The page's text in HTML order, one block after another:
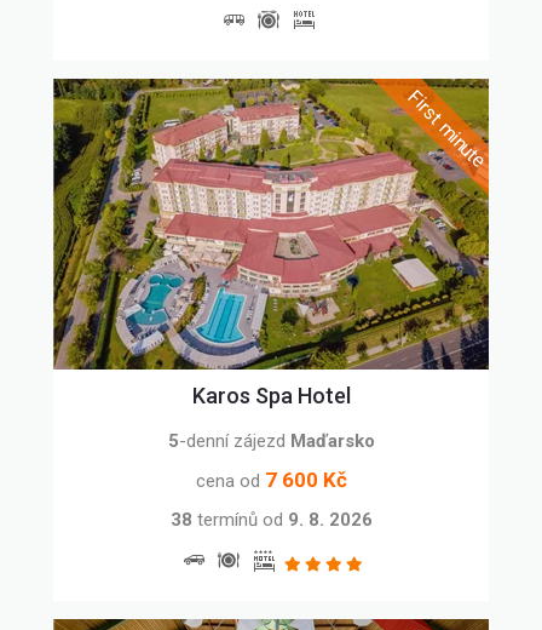
Karos Spa Hotel
5-denní zájezd Maďarsko
cena od 7 600 Kč
38 termínů od 9. 8. 2026